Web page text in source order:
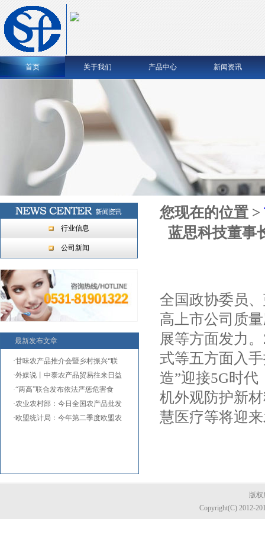
首页 关于我们 产品中心 新闻资讯
行业信息
公司新闻
最新发布文章
·甘味农产品推介会暨乡村振兴“联
·外媒说丨中泰农产品贸易往来日益
·“两高”联合发布依法严惩危害食
·农业农村部：今日全国农产品批发
·欧盟统计局：今年第二季度欧盟农
您现在的位置 >
蓝思科技董事
全国政协委员
高上市公司质
展等方面发力
式等五方面入
造”迎接5G时
机外观防护新
慧医疗等将迎
版权
Copyright(C) 2012-